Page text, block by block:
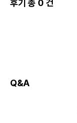
후기 총 0 건
Q&A